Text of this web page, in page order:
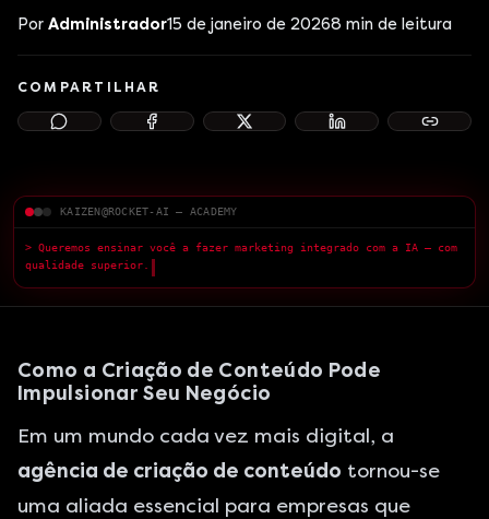
Por Administrador15 de janeiro de 20268 min de leitura
COMPARTILHAR
KAIZEN@ROCKET-AI — ACADEMY
> Queremos ensinar você a fazer marketing integrado com a IA — com
qualidade superior.
Como a Criação de Conteúdo Pode
Impulsionar Seu Negócio
Em um mundo cada vez mais digital, a
agência de criação de conteúdo tornou-se
uma aliada essencial para empresas que